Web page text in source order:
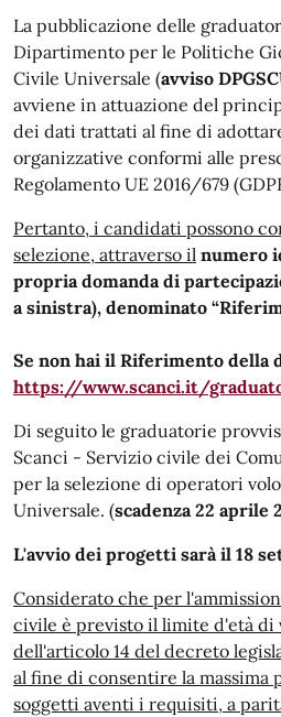
La pubblicazione delle
Dipartimento per le Politiche
Civile Universale (avviso
avviene in attuazione del
dei dati trattati al fine di
organizzative conformi alle
Regolamento UE 2016/679
Pertanto, i candidati possono
selezione, attraverso il numero
propria domanda di
a sinistra), denominato
Se non hai il Riferimento della
https://www.scanci.it/
Di seguito le graduatorie
Scanci - Servizio civile dei
per la selezione di operatori
Universale. (scadenza 22 aprile
L'avvio dei progetti sarà il 18
Considerato che per
civile è previsto il limite d'età di
dell'articolo 14 del decreto
al fine di consentire la massima
soggetti aventi i requisiti, a